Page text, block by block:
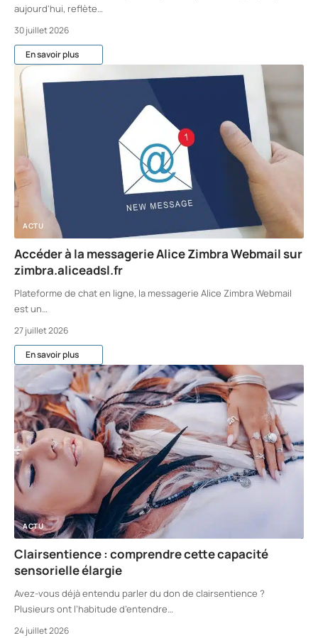
aujourd'hui, reflète…
30 juillet 2026
En savoir plus
ACTU
Accéder à la messagerie Alice Zimbra Webmail sur
zimbra.aliceadsl.fr
Plateforme de chat en ligne, la messagerie Alice Zimbra Webmail
est un…
27 juillet 2026
En savoir plus
ACTU
Clairsentience : comprendre cette capacité
sensorielle élargie
Avez-vous déjà entendu parler du don de clairsentience ?
Plusieurs ont l’habitude d’entendre…
24 juillet 2026